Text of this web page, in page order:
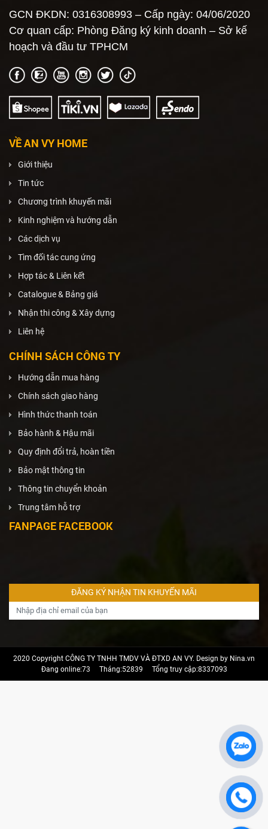
GCN ĐKDN: 0316308993 – Cấp ngày: 04/06/2020
Cơ quan cấp: Phòng Đăng ký kinh doanh – Sở kế
hoạch và đầu tư TPHCM
VỀ AN VY HOME
Giới thiệu
Tin tức
Chương trình khuyến mãi
Kinh nghiệm và hướng dẫn
Các dịch vụ
Tìm đối tác cung ứng
Hợp tác & Liên kết
Catalogue & Bảng giá
Nhận thi công & Xây dựng
Liên hệ
CHÍNH SÁCH CÔNG TY
Hướng dẫn mua hàng
Chính sách giao hàng
Hình thức thanh toán
Bảo hành & Hậu mãi
Quy định đổi trả, hoàn tiền
Bảo mật thông tin
Thông tin chuyển khoản
Trung tâm hỗ trợ
FANPAGE FACEBOOK
2020 Copyright CÔNG TY TNHH TMDV VÀ ĐTXD AN VY. Design by Nina.vn
Đang online:73
Tháng:52839 Tổng truy cập:8337093